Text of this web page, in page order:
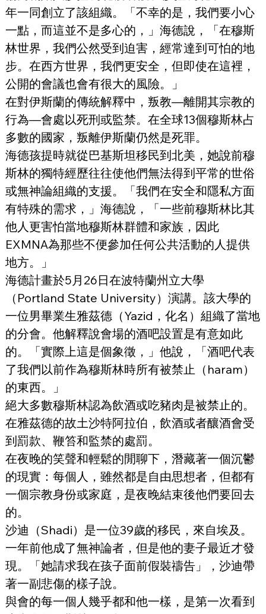
年一同創立了該組織。「不幸的是，我們要小心
一點，而這並不是多心的，」海德說，「在穆斯
林世界，我們公然受到迫害，經常達到可怕的地
步。在西方世界，我們更安全，但即使在這裡，
公開的會議也會有很大的風險。」
在對伊斯蘭的傳統解釋中，叛教—離開其宗教的
行為—會處以死刑或監禁。在全球13個穆斯林占
多數的國家，叛離伊斯蘭仍然是死罪。
海德孩提時就從巴基斯坦移民到北美，她說前穆
斯林的獨特經歷往往使他們無法得到平常的世俗
或無神論組織的支援。「我們在安全和隱私方面
有特殊的需求，」海德說，「一些前穆斯林比其
他人更害怕當地穆斯林群體和家族，因此
EXMNA為那些不便參加任何公共活動的人提供
地方。」
海德計畫於5月26日在波特蘭州立大學
（Portland State University）演講。該大學的
一位男畢業生雅茲德（Yazid，化名）組織了當地
的分會。他解釋說會場的酒吧設置是有意如此
的。「實際上這是個象徵，」他說，「酒吧代表
了我們以前作為穆斯林時所有被禁止（haram）
的東西。」
絕大多數穆斯林認為飲酒或吃豬肉是被禁止的。
在雅茲德的故土沙特阿拉伯，飲酒或者釀酒會受
到罰款、鞭笞和監禁的處罰。
在夜晚的笑聲和輕鬆的閒聊下，潛藏著一個沉鬱
的現實：每個人，雖然都是自由思想者，但都有
一個宗教身份或家庭，是夜晚結束後他們要回去
的。
沙迪（Shadi）是一位39歲的移民，來自埃及。
一年前他成了無神論者，但是他的妻子最近才發
現。「她請求我在孩子面前假裝禱告」，沙迪帶
著一副悲傷的樣子說。
與會的每一個人幾乎都和他一樣，是第一次看到